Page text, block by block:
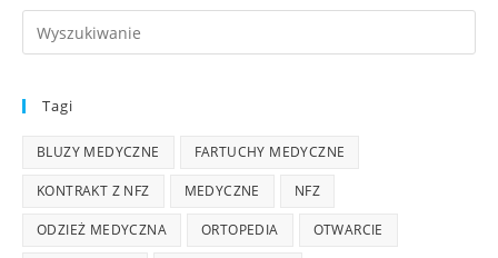
Tagi
BLUZY MEDYCZNE FARTUCHY MEDYCZNE
KONTRAKT Z NFZ MEDYCZNE NFZ
ODZIEŻ MEDYCZNA ORTOPEDIA OTWARCIE